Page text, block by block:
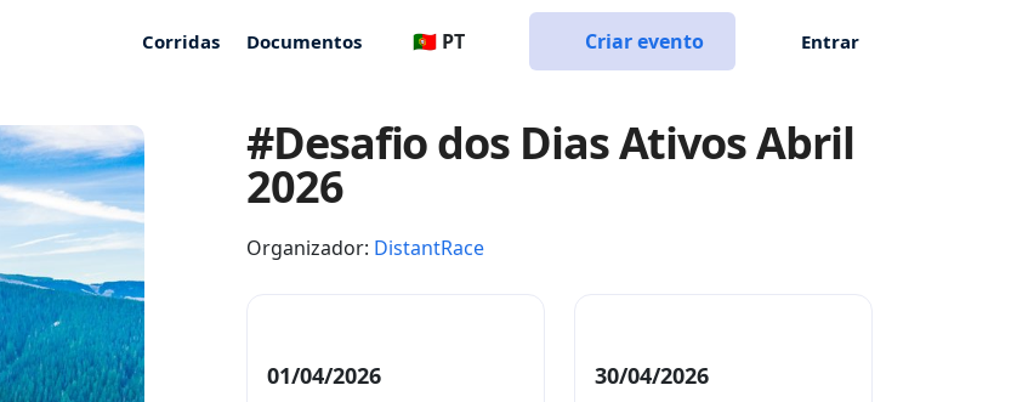
Corridas Documentos 🇵🇹 PT Criar evento Entrar
#Desafio dos Dias Ativos Abril
2026
Organizador: DistantRace
01/04/2026 30/04/2026